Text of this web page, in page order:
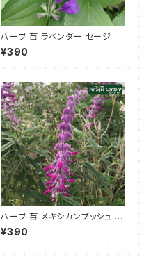
ハーブ 苗 ラベンダー セージ
¥390
ハーブ 苗 メキシカンブッシュ セ
ージ
¥390